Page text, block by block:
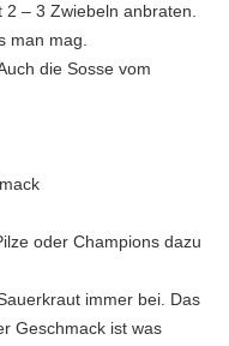
– 3 Zwiebeln anbraten.
man mag.
die Sosse vom
oder Champions dazu
immer bei. Das
Geschmack ist was